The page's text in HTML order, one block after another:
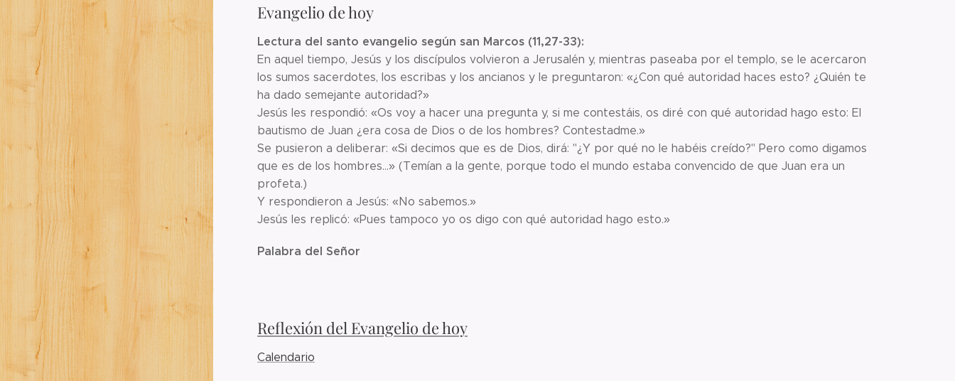
Evangelio de hoy
Lectura del santo evangelio según san Marcos (11,27-33):
En aquel tiempo, Jesús y los discípulos volvieron a Jerusalén y, mientras paseaba por el templo, se le acercaron
los sumos sacerdotes, los escribas y los ancianos y le preguntaron: «¿Con qué autoridad haces esto? ¿Quién te
ha dado semejante autoridad?»
Jesús les respondió: «Os voy a hacer una pregunta y, si me contestáis, os diré con qué autoridad hago esto: El
bautismo de Juan ¿era cosa de Dios o de los hombres? Contestadme.»
Se pusieron a deliberar: «Si decimos que es de Dios, dirá: "¿Y por qué no le habéis creído?" Pero como digamos
que es de los hombres...» (Temían a la gente, porque todo el mundo estaba convencido de que Juan era un
profeta.)
Y respondieron a Jesús: «No sabemos.»
Jesús les replicó: «Pues tampoco yo os digo con qué autoridad hago esto.»
Palabra del Señor
Reflexión del Evangelio de hoy
Calendario